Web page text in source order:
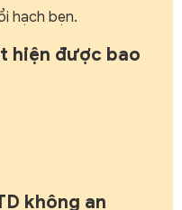
hạch bẹn.
hiện được bao
không an